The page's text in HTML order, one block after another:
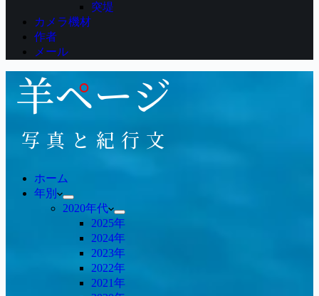
突堤
カメラ機材
作者
メール
ホーム
年別
2020年代
2025年
2024年
2023年
2022年
2021年